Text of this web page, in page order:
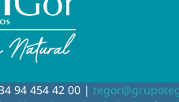
94 454 42 00 |